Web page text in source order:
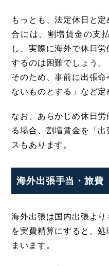
もっとも、法定休日と
合には、割増賃金の支
し、実際に海外で休日
するのは困難でしょう。
そのため、事前に出張
ないものとする」など定
なお、あらかじめ休日
る場合、割増賃金を「
スもあります。
海外出張手当・旅費
海外出張は国内出張よ
を実費精算にすると、
まいます。